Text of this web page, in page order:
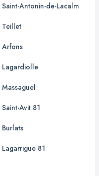
Saint-Antonin-de-Lacalm
Teillet
Arfons
Lagardiolle
Massaguel
Saint-Avit 81
Burlats
Lagarrigue 81